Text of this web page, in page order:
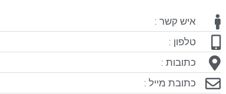
איש קשר :
טלפון :
כתובות :
כתובת מייל :